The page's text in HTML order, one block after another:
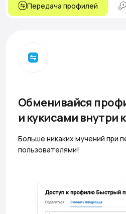
Передача профилей
Обменивайся
и кукисами внутри
Больше никаких мучений при
пользователями!